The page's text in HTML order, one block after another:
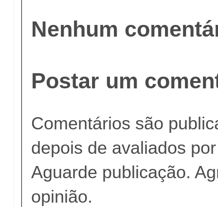
Nenhum
Postar um
Comentários são
depois de avaliados
Aguarde publicação.
opinião.